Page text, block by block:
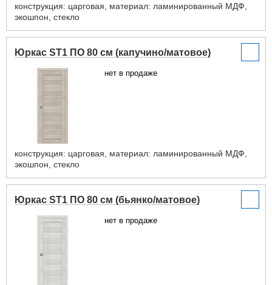
конструкция: царговая, материал: ламинированный МДФ,
экошпон, стекло
Юркас ST1 ПО 80 см (капучино/матовое)
нет в продаже
конструкция: царговая, материал: ламинированный МДФ,
экошпон, стекло
Юркас ST1 ПО 80 см (бьянко/матовое)
нет в продаже